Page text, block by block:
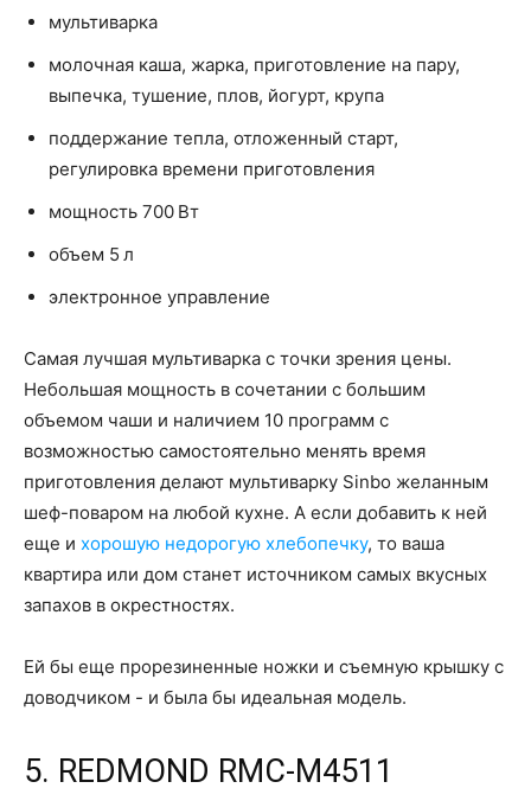
мультиварка
молочная каша, жарка, приготовление на пару,
выпечка, тушение, плов, йогурт, крупа
поддержание тепла, отложенный старт,
регулировка времени приготовления
мощность 700 Вт
объем 5 л
электронное управление
Самая лучшая мультиварка с точки зрения цены.
Небольшая мощность в сочетании с большим
объемом чаши и наличием 10 программ с
возможностью самостоятельно менять время
приготовления делают мультиварку Sinbo желанным
шеф-поваром на любой кухне. А если добавить к ней
еще и хорошую недорогую хлебопечку, то ваша
квартира или дом станет источником самых вкусных
запахов в окрестностях.
Ей бы еще прорезиненные ножки и съемную крышку с
доводчиком - и была бы идеальная модель.
5. REDMOND RMC-M4511